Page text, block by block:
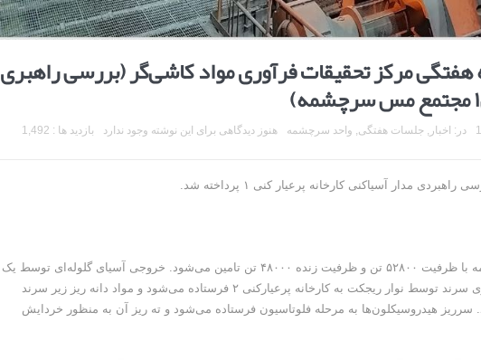
مرکز تحقیقات فرآوری مواد کاشی‌گر (بررسی راهبری
در: اخبار ,جلسات هفتگی واحد سرچشمه هنوز دیدگاهی برای این نوشته وجود ندارد
بازدید ها : 1,492
خوراک آسیاهای گلوله‌ای اولیه کارخانه توسط انبار نرمه با ظرفیت ۵۲۸۰۰ تن و ظرفیت زنده ۴۸۰۰۰ تن تامین می‌شود. خروجی آسیای گلوله‌ای توسط یک
سرند گردان طبقه بندی می‌شود، مواد دانه درشت روی سرند توسط نوار ریجکت به کارخانه پرعیارکنی ۲ فرستاده می‌شود و مواد دانه ریز زیر سرند
هیدروسیکلون‌ها به مرحله فلوتاسیون فرستاده می‌شود و ته ریز آن به منظور خردایش